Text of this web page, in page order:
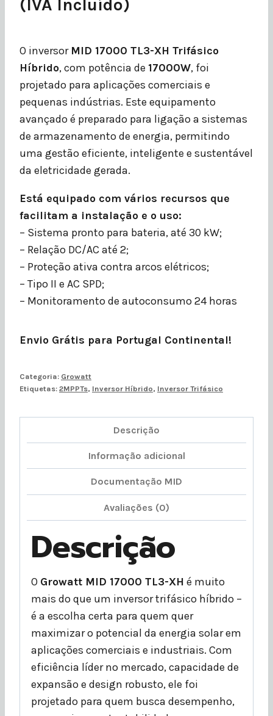
(IVA Incluído)
O inversor MID 17000 TL3-XH Trifásico
Híbrido, com potência de 17000W, foi
projetado para aplicações comerciais e
pequenas indústrias. Este equipamento
avançado é preparado para ligação a sistemas
de armazenamento de energia, permitindo
uma gestão eficiente, inteligente e sustentável
da eletricidade gerada.
Está equipado com vários recursos que
facilitam a instalação e o uso:
– Sistema pronto para bateria, até 30 kW;
– Relação DC/AC até 2;
– Proteção ativa contra arcos elétricos;
– Tipo II e AC SPD;
– Monitoramento de autoconsumo 24 horas
Envio Grátis para Portugal Continental!
Categoria: Growatt
Etiquetas: 2MPPTs, Inversor Híbrido, Inversor Trifásico
Descrição
Informação adicional
Documentação MID
Avaliações (0)
Descrição
O Growatt MID 17000 TL3-XH é muito
mais do que um inversor trifásico híbrido –
é a escolha certa para quem quer
maximizar o potencial da energia solar em
aplicações comerciais e industriais. Com
eficiência líder no mercado, capacidade de
expansão e design robusto, ele foi
projetado para quem busca desempenho,